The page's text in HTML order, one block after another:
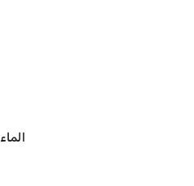
الماء